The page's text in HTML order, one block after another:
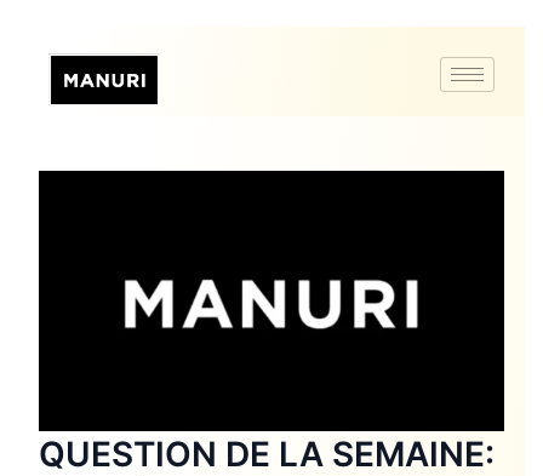
QUESTION DE LA SEMAINE: